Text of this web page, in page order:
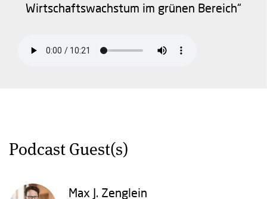
Wirtschaftswachstum im grünen Bereich“
Podcast Guest(s)
Max J. Zenglein